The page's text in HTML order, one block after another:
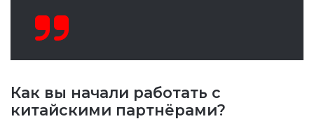
Как вы начали работать с
китайскими партнёрами?